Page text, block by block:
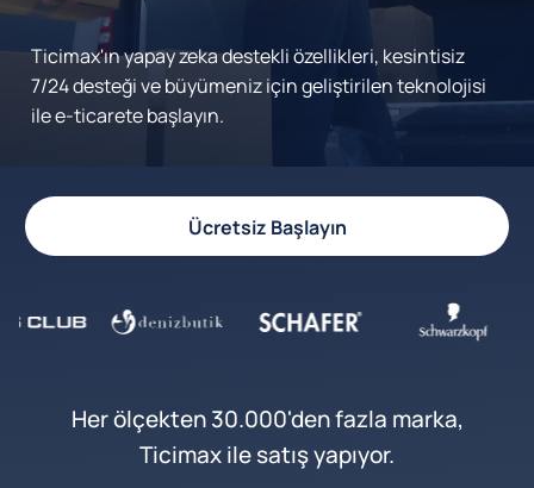
Ticimax'ın yapay zeka destekli özellikleri, kesintisiz
7/24 desteği ve büyümeniz için geliştirilen teknolojisi
ile e-ticarete başlayın.
Ücretsiz Başlayın
Her ölçekten 30.000'den fazla marka,
Ticimax ile satış yapıyor.